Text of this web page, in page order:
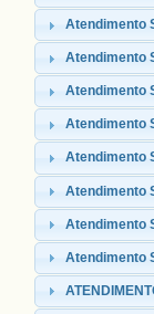
Atendimento
Atendimento
Atendimento
Atendimento
Atendimento
Atendimento
Atendimento
Atendimento